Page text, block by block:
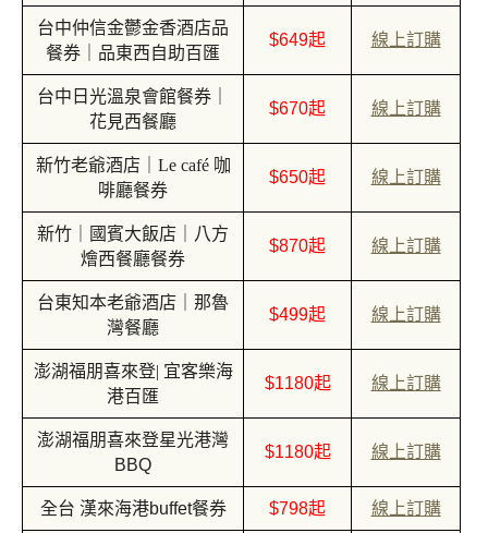
台中仲信金鬱金香酒店品
餐券｜品東西自助百匯
$649起 線上訂購
台中日光溫泉會館餐券｜
花見西餐廳
$670起 線上訂購
新竹老爺酒店｜Le café 咖
啡廳餐券
$650起 線上訂購
新竹｜國賓大飯店｜八方
燴西餐廳餐券
$870起 線上訂購
台東知本老爺酒店｜那魯
灣餐廳
$499起 線上訂購
澎湖福朋喜來登| 宜客樂海
港百匯
$1180起 線上訂購
澎湖福朋喜來登星光港灣
BBQ
$1180起 線上訂購
全台 漢來海港buffet餐券 $798起 線上訂購